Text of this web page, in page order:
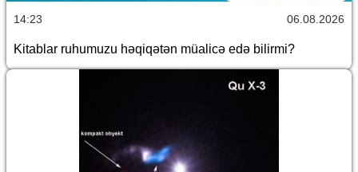
14:23 06.08.2026
Kitablar ruhumuzu həqiqətən müalicə edə bilirmi?